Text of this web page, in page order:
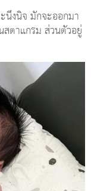
นึงนิจ มักจะออกมา
ตาแกรม ส่วนตัวอยู่